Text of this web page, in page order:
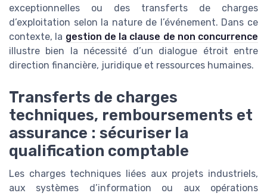
exceptionnelles ou des transferts de charges
d’exploitation selon la nature de l’événement. Dans ce
contexte, la gestion de la clause de non concurrence
illustre bien la nécessité d’un dialogue étroit entre
direction financière, juridique et ressources humaines.
Transferts de charges
techniques, remboursements et
assurance : sécuriser la
qualification comptable
Les charges techniques liées aux projets industriels,
aux systèmes d’information ou aux opérations